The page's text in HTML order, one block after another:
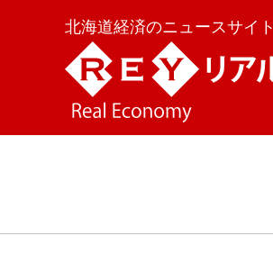
北海道経済のニュースサイト